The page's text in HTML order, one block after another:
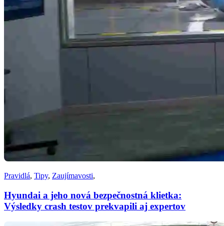
Pravidlá, Tipy, Zaujímavosti,
Hyundai a jeho nová bezpečnostná klietka:
Výsledky crash testov prekvapili aj expertov